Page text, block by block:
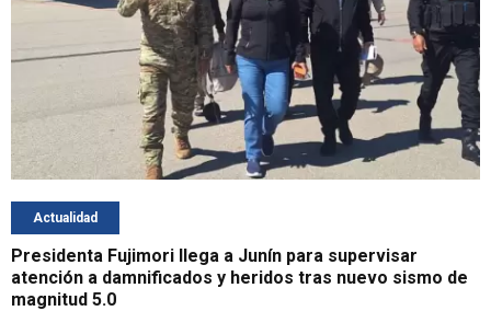
Actualidad
Presidenta Fujimori llega a Junín para supervisar
atención a damnificados y heridos tras nuevo sismo de
magnitud 5.0